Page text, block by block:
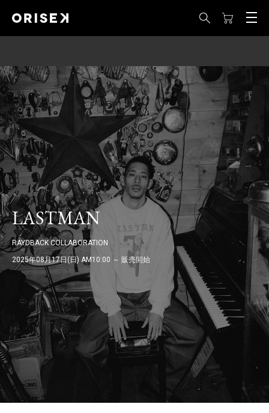
LASTMAN
RAYDBACK COLLABORATION
2025年08月17日(日) AM10:00 ～ 販売開始